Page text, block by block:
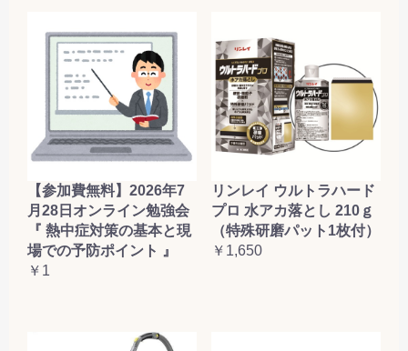
【参加費無料】2026年7
月28日オンライン勉強会
『 熱中症対策の基本と現
場での予防ポイント 』
￥1
リンレイ ウルトラハード
プロ 水アカ落とし 210ｇ
（特殊研磨パット1枚付）
￥1,650